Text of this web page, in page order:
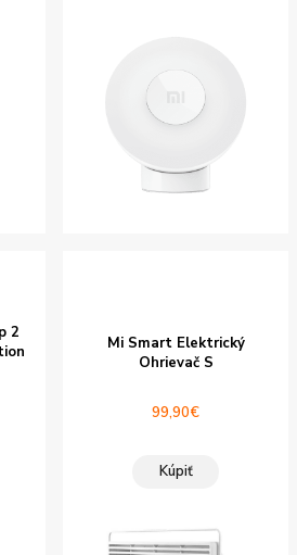
2
Mi Smart Elektrický
Ohrievač S
99,90€
Kúpiť